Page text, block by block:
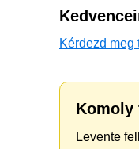
Kérdezd meg
Komoly
Levente